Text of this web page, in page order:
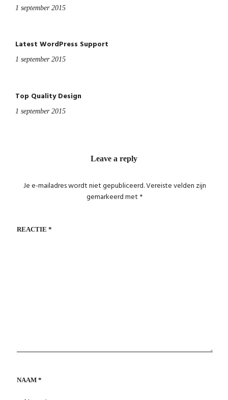
1 september 2015
Latest WordPress Support
1 september 2015
Top Quality Design
1 september 2015
Leave a reply
Je e-mailadres wordt niet gepubliceerd.Vereiste velden zijn
gemarkeerd met *
REACTIE *
NAAM *